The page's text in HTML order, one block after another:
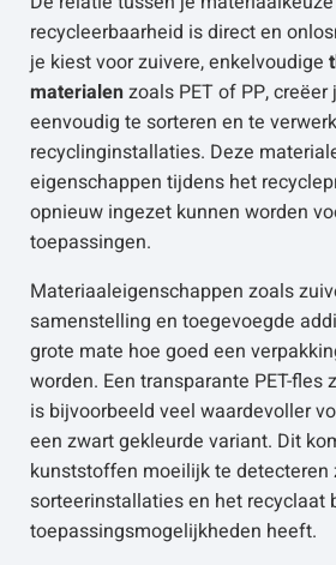
recycleerbaarheid is direct en
je kiest voor zuivere, enkelvoudige
materialenzoals PET of PP,
eenvoudig te sorteren en te
recyclinginstallaties. Deze
eigenschappen tijdens het
opnieuw ingezet kunnen worden
toepassingen.
Materiaaleigenschappen zoals
samenstelling en toegevoegde
grote mate hoe goed een
worden. Een transparante PET-fles
is bijvoorbeeld veel waardevoller
een zwart gekleurde variant. Dit
kunststoffen moeilijk te detecteren
sorteerinstallaties en het recyclaat
toepassingsmogelijkheden heeft.